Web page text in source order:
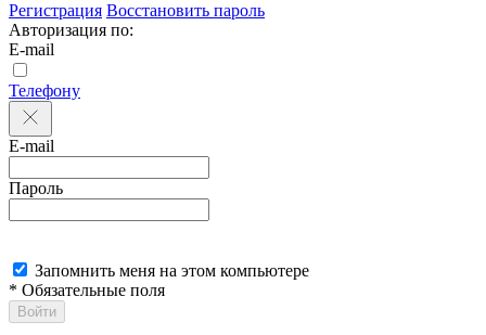
Регистрация Восстановить пароль
Авторизация по:
E-mail
Телефону
E-mail
Пароль
Запомнить меня на этом компьютере
* Обязательные поля
Войти